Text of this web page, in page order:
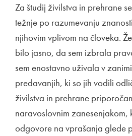
Za študij živilstva in prehrane
težnje po razumevanju
njihovim vplivom na človeka.
bilo jasno, da sem izbrala
sem enostavno uživala v
predavanjih, ki so jih vodili
živilstva in prehrane
naravoslovnim zanesenjakom,
odgovore na vprašanja glede